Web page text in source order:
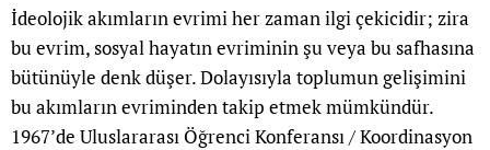
İdeolojik akımların evrimi her zaman ilgi çekicidir; zira
bu evrim, sosyal hayatın evriminin şu veya bu safhasına
bütünüyle denk düşer. Dolayısıyla toplumun gelişimini
bu akımların evriminden takip etmek mümkündür.
1967’de Uluslararası Öğrenci Konferansı / Koordinasyon